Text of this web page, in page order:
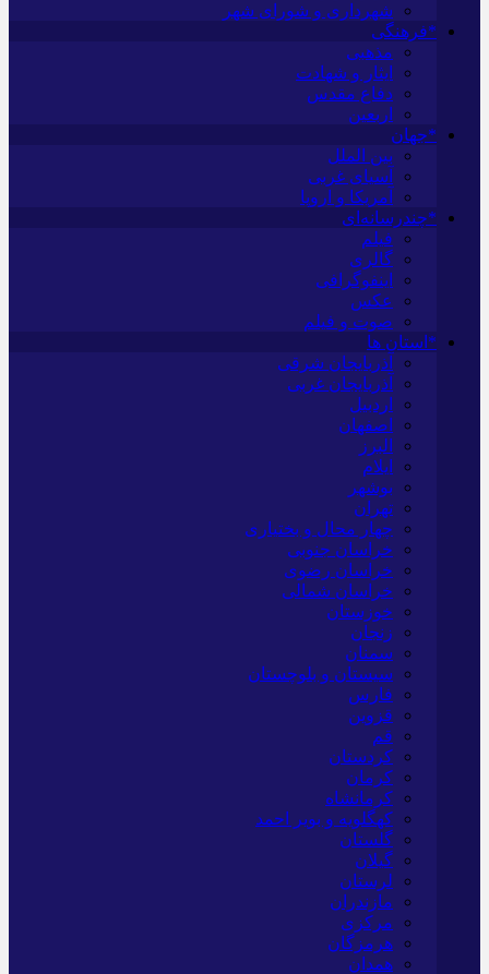
شهرداری و شورای شهر
*فرهنگی
مذهبی
ایثار و شهادت
دفاع مقدس
اربعین
*جهان
بین الملل
آسیای غربی
آمریکا و اروپا
*چندرسانه‌ای
فیلم
گالری
اینفوگرافی
عکس
صوت و فیلم
*استان ها
آذربایجان شرقی
آذربایجان غربی
اردبیل
اصفهان
البرز
ایلام
بوشهر
تهران
چهار محال و بختیاری
خراسان جنوبی
خراسان رضوی
خراسان شمالی
خوزستان
زنجان
سمنان
سیستان و بلوچستان
فارس
قزوین
قم
کردستان
کرمان
کرمانشاه
کهگلویه و بویر احمد
گلستان
گیلان
لرستان
مازندران
مرکزی
هرمزگان
همدان